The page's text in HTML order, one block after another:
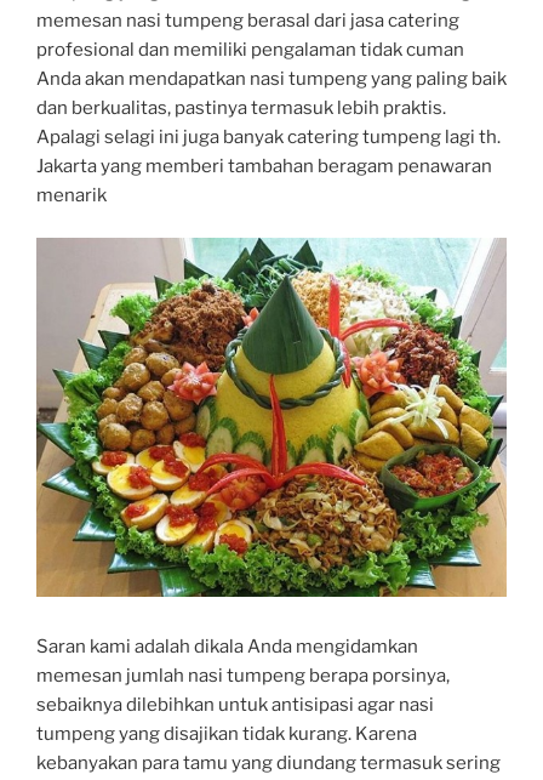
memesan nasi tumpeng berasal dari jasa catering
profesional dan memiliki pengalaman tidak cuman
Anda akan mendapatkan nasi tumpeng yang paling baik
dan berkualitas, pastinya termasuk lebih praktis.
Apalagi selagi ini juga banyak catering tumpeng lagi th.
Jakarta yang memberi tambahan beragam penawaran
menarik
Saran kami adalah dikala Anda mengidamkan
memesan jumlah nasi tumpeng berapa porsinya,
sebaiknya dilebihkan untuk antisipasi agar nasi
tumpeng yang disajikan tidak kurang. Karena
kebanyakan para tamu yang diundang termasuk sering